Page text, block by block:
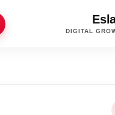
DIGITAL